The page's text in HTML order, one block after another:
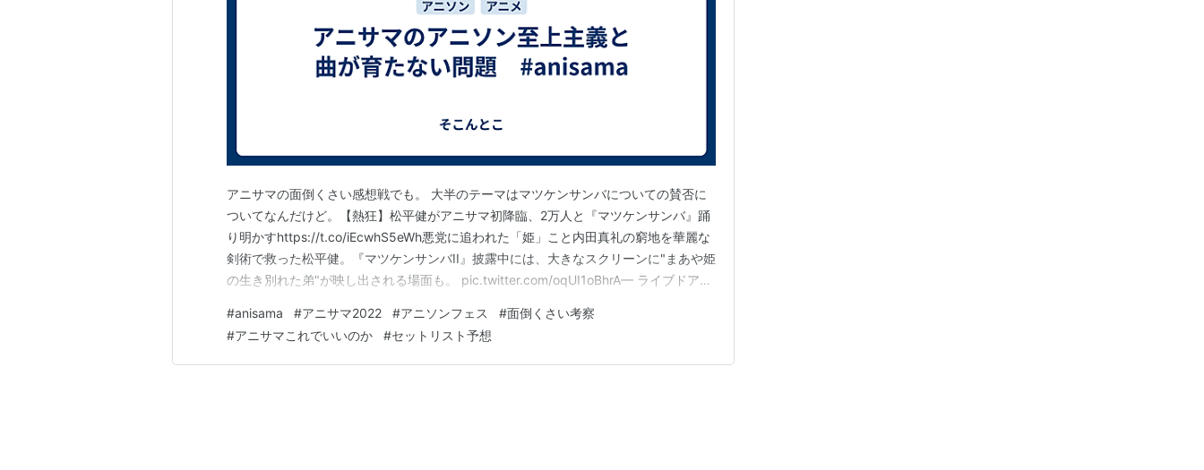
アニサマの面倒くさい感想戦でも。 大半のテーマはマツケンサンバについての賛否に
ついてなんだけど。【熱狂】松平健がアニサマ初降臨、2万人と『マツケンサンバ』踊
り明かすhttps://t.co/iEcwhS5eWh悪党に追われた「姫」こと内田真礼の窮地を華麗な
剣術で救った松平健。『マツケンサンバII』披露中には、大きなスクリーンに"まあや姫
の生き別れた弟"が映し出される場面も。 pic.twitter.com/oqUI1oBhrA— ライブドアニ
地に行ってたらゲラゲラ笑いながら「マツケンサンバww…
#anisama #アニサマ2022 #アニソンフェス #面倒くさい考察
#アニサマこれでいいのか #セットリスト予想